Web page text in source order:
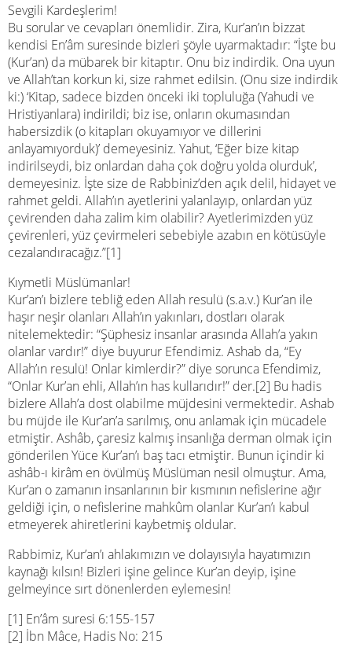
Sevgili Kardeşlerim!
Bu sorular ve cevapları önemlidir. Zira, Kur’an’ın bizzat
kendisi En’âm suresinde bizleri şöyle uyarmaktadır: “İşte bu
(Kur’an) da mübarek bir kitaptır. Onu biz indirdik. Ona uyun
ve Allah’tan korkun ki, size rahmet edilsin. (Onu size indirdik
ki:) ‘Kitap, sadece bizden önceki iki topluluğa (Yahudi ve
Hristiyanlara) indirildi; biz ise, onların okumasından
habersizdik (o kitapları okuyamıyor ve dillerini
anlayamıyorduk)’ demeyesiniz. Yahut, ‘Eğer bize kitap
indirilseydi, biz onlardan daha çok doğru yolda olurduk’,
demeyesiniz. İşte size de Rabbiniz’den açık delil, hidayet ve
rahmet geldi. Allah’ın ayetlerini yalanlayıp, onlardan yüz
çevirenden daha zalim kim olabilir? Ayetlerimizden yüz
çevirenleri, yüz çevirmeleri sebebiyle azabın en kötüsüyle
cezalandıracağız.”[1]
Kıymetli Müslümanlar!
Kur’an’ı bizlere tebliğ eden Allah resulü (s.a.v.) Kur’an ile
haşır neşir olanları Allah’ın yakınları, dostları olarak
nitelemektedir: “Şüphesiz insanlar arasında Allah’a yakın
olanlar vardır!” diye buyurur Efendimiz. Ashab da, “Ey
Allah’ın resulü! Onlar kimlerdir?” diye sorunca Efendimiz,
“Onlar Kur’an ehli, Allah’ın has kullarıdır!” der.[2] Bu hadis
bizlere Allah’a dost olabilme müjdesini vermektedir. Ashab
bu müjde ile Kur’an’a sarılmış, onu anlamak için mücadele
etmiştir. Ashâb, çaresiz kalmış insanlığa derman olmak için
gönderilen Yüce Kur’an’ı baş tacı etmiştir. Bunun içindir ki
ashâb-ı kirâm en övülmüş Müslüman nesil olmuştur. Ama,
Kur’an o zamanın insanlarının bir kısmının nefislerine ağır
geldiği için, o nefislerine mahkûm olanlar Kur’an’ı kabul
etmeyerek ahiretlerini kaybetmiş oldular.
Rabbimiz, Kur’an’ı ahlakımızın ve dolayısıyla hayatımızın
kaynağı kılsın! Bizleri işine gelince Kur’an deyip, işine
gelmeyince sırt dönenlerden eylemesin!
[1] En’âm suresi 6:155-157
[2] İbn Mâce, Hadis No: 215